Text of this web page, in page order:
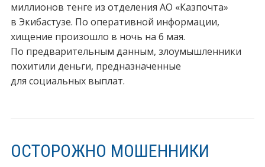
миллионов тенге из отделения АО «Казпочта»
в Экибастузе. По оперативной информации,
хищение произошло в ночь на 6 мая.
По предварительным данным, злоумышленники
похитили деньги, предназначенные
для социальных выплат.
ОСТОРОЖНО МОШЕННИКИ